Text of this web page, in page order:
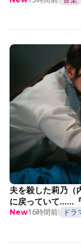
夫を殺した莉乃（
に戻っていて……
New16時間前 ドラ